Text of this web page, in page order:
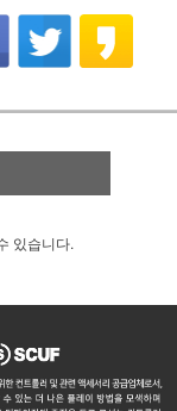
있습니다.